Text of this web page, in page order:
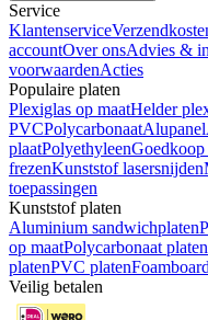
Service
Klantenservice
accountOver onsAdvies &
voorwaardenActies
Populaire platen
Plexiglas op maatHelder
PVCPolycarbonaatAlupanel
plaatPolyethyleen
frezenKunststof lasersnijden
toepassingen
Kunststof platen
Aluminium sandwichplaten
op maatPolycarbonaat platen
platenPVC platen
Veilig betalen